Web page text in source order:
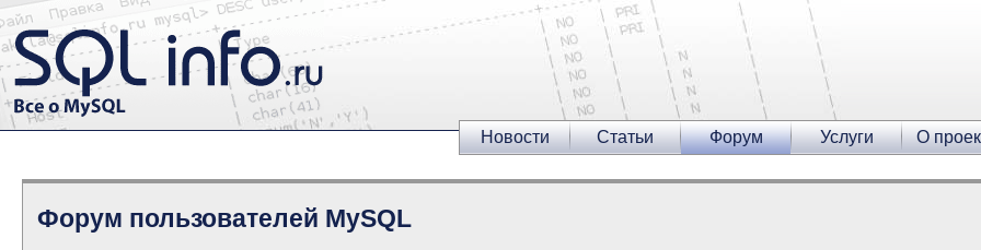
Новости Статьи Форум Услуги О
Форум пользователей MySQL